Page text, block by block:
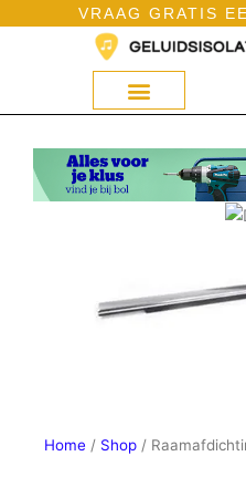
VRAAG GRATIS
Home / Shop /